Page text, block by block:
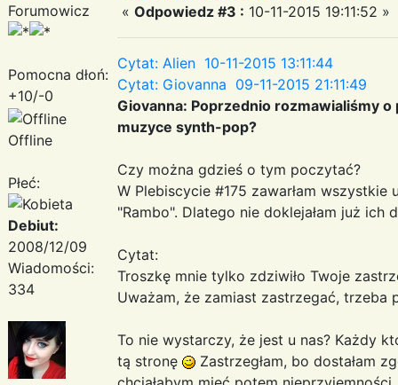
Forumowicz
Pomocna dłoń:
+10/-0
Offline
Płeć:
Debiut:
2008/12/09
Wiadomości:
334
« Odpowiedz #3 : 10-11-2015 19:11:52 »
Cytat: Alien 10-11-2015 13:11:44
Cytat: Giovanna 09-11-2015 21:11:49
Giovanna: Poprzednio rozmawialiśmy o
muzyce synth-pop?
Czy można gdzieś o tym poczytać?
W Plebiscycie #175 zawarłam
"Rambo". Dlatego nie doklejałam już ich
Cytat:
Troszkę mnie tylko zdziwiło Twoje
Uważam, że zamiast zastrzegać, trzeba
To nie wystarczy, że jest u nas? Każdy
tą stronę
Zastrzegłam, bo dostałam